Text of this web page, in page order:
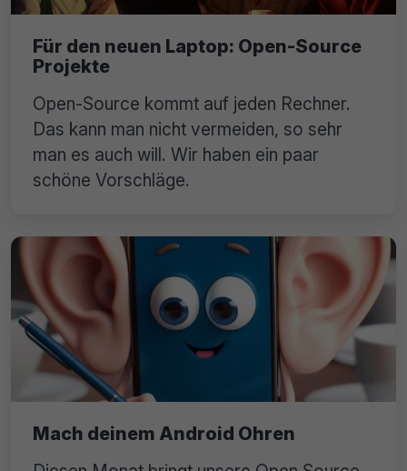
Für den neuen Laptop: Open-Source
Projekte
Open-Source kommt auf jeden Rechner.
Das kann man nicht vermeiden, so sehr
man es auch will. Wir haben ein paar
schöne Vorschläge.
Mach deinem Android Ohren